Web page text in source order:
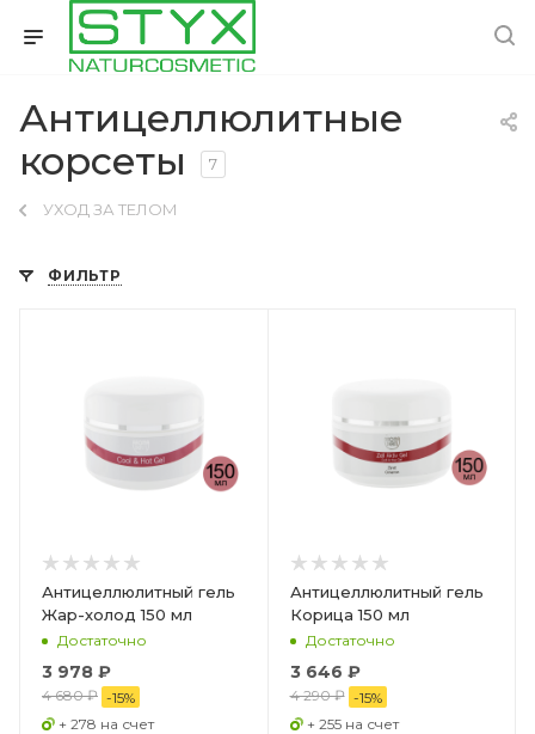
Антицеллюлитные
корсеты
7
УХОД ЗА ТЕЛОМ
ФИЛЬТР
Антицеллюлитный гель
Жар-холод 150 мл
Достаточно
3 978 ₽
4 680 ₽ -15%
+ 278 на счет
Антицеллюлитный гель
Корица 150 мл
Достаточно
3 646 ₽
4 290 ₽ -15%
+ 255 на счет